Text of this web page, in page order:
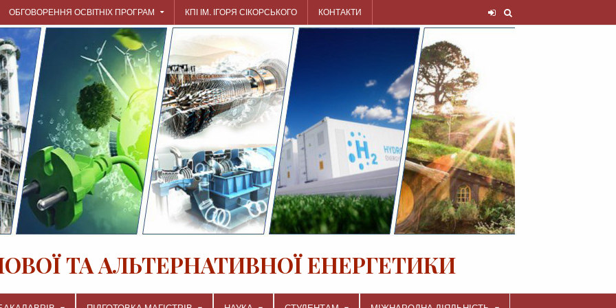
ОБГОВОРЕННЯ ОСВІТНІХ ПРОГРАМ КПІ ІМ. ІГОРЯ СІКОРСЬКОГО КОНТАКТИ
ТА АЛЬТЕРНАТИВНОЇ ЕНЕРГЕТИКИ